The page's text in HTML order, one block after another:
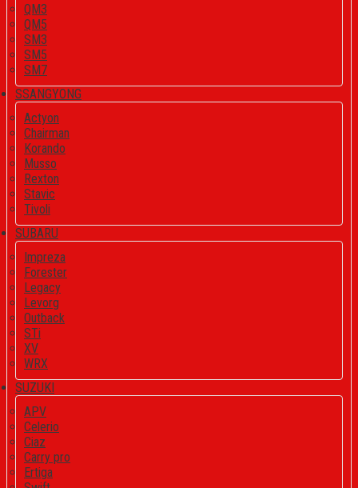
QM3
QM5
SM3
SM5
SM7
SSANGYONG
Actyon
Chairman
Korando
Musso
Rexton
Stavic
Tivoli
SUBARU
Impreza
Forester
Legacy
Levorg
Outback
STi
XV
WRX
SUZUKI
APV
Celerio
Ciaz
Carry pro
Ertiga